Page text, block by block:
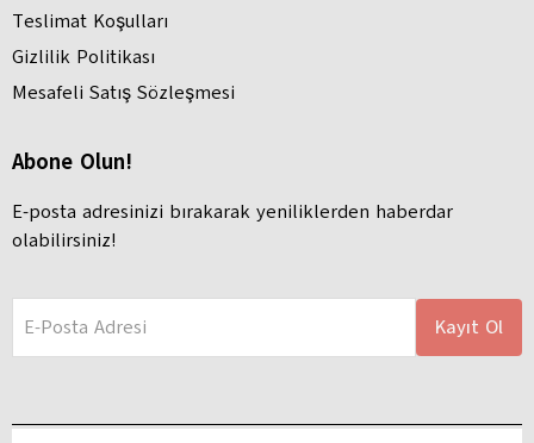
Teslimat Koşulları
Gizlilik Politikası
Mesafeli Satış Sözleşmesi
Abone Olun!
E-posta adresinizi bırakarak yeniliklerden haberdar
olabilirsiniz!
E-Posta Adresi Kayıt Ol